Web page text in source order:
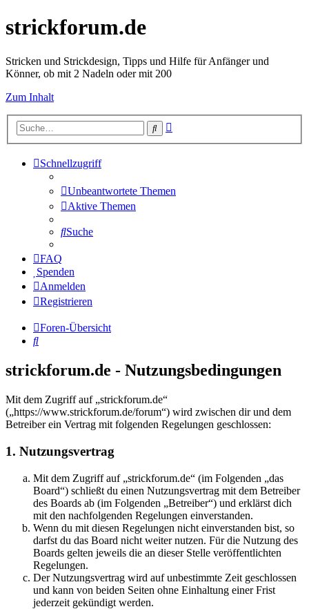
strickforum.de
Stricken und Strickdesign, Tipps und Hilfe für Anfänger und
Könner, ob mit 2 Nadeln oder mit 200
Zum Inhalt
Suche
Schnellzugriff
Unbeantwortete Themen
Aktive Themen
Suche
FAQ
Spenden
Anmelden
Registrieren
Foren-Übersicht
Suche
strickforum.de - Nutzungsbedingungen
Mit dem Zugriff auf „strickforum.de“
(„https://www.strickforum.de/forum“) wird zwischen dir und dem
Betreiber ein Vertrag mit folgenden Regelungen geschlossen:
1. Nutzungsvertrag
Mit dem Zugriff auf „strickforum.de“ (im Folgenden „das
Board“) schließt du einen Nutzungsvertrag mit dem Betreiber
des Boards ab (im Folgenden „Betreiber“) und erklärst dich
mit den nachfolgenden Regelungen einverstanden.
Wenn du mit diesen Regelungen nicht einverstanden bist, so
darfst du das Board nicht weiter nutzen. Für die Nutzung des
Boards gelten jeweils die an dieser Stelle veröffentlichten
Regelungen.
Der Nutzungsvertrag wird auf unbestimmte Zeit geschlossen
und kann von beiden Seiten ohne Einhaltung einer Frist
jederzeit gekündigt werden.